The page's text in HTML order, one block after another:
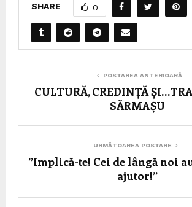
SHARE 0
POSTAREA ANTERIOARĂ
CULTURĂ, CREDINȚĂ
SĂRMAȘU
URMĂTOAREA POSTARE
”Implică-te! Cei de lângă noi
ajutor!”